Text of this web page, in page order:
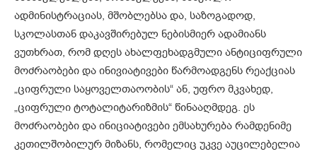
ადმინისტრაციას, მშობლებსა და, საზოგადოდ,
სკოლასთან დაკავშირებულ ნებისმიერ ადამიანს
ვუთხრათ, რომ დღეს ახალფეხადგმული ანტიციფრული
მოძრაობები და ინივიატივები წარმოადგენს რეაქციას
„ციფრული საყოველთაოობის“ ან, უფრო მკვახედ,
„ციფრული ტოტალიტარიზმის“ წინააღმდეგ. ეს
მოძრაობები და ინიციატივები ემსახურება რამდენიმე
კეთილშობილურ მიზანს, რომელიც უკვე აუცილებელია